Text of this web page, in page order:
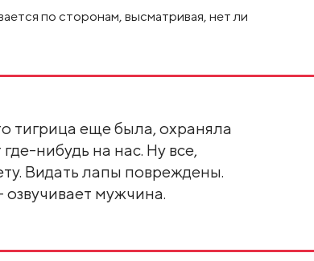
по сторонам, высматривая, нет ли
тигрица еще была, охраняла
нибудь на нас. Ну все,
Видать лапы повреждены.
озвучивает мужчина.